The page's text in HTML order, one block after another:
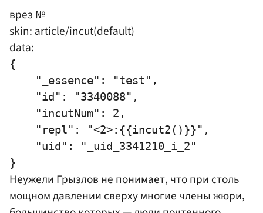
врез №
skin: article/incut(default)
data:
{
    "_essence": "test",
    "id": "3340088",
    "incutNum": 2,
    "repl": "<2>:{{incut2()}}",
    "uid": "_uid_3341210_i_2"
Неужели Грызлов не понимает, что при столь
мощном давлении сверху многие члены жюри,